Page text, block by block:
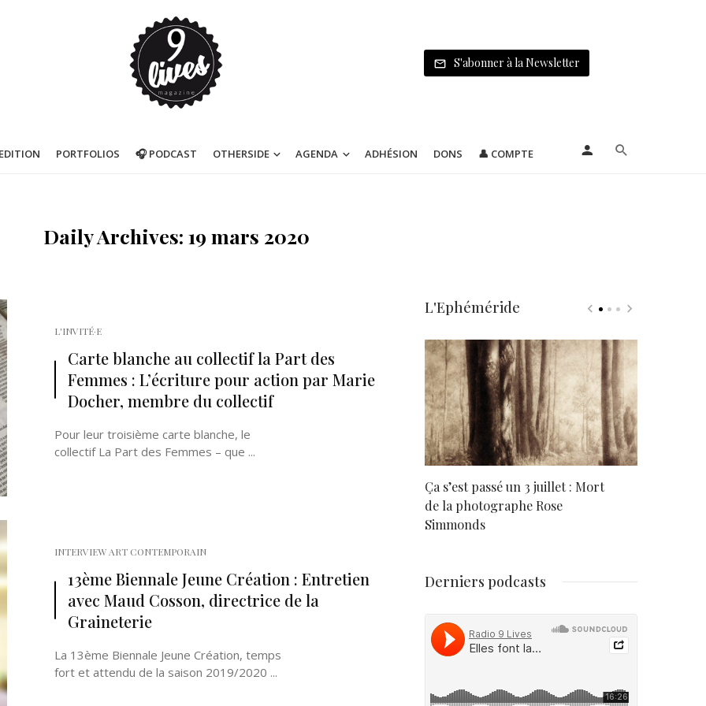
S'abonner à la Newsletter
PORTFOLIOS 🎧 PODCAST OTHERSIDE AGENDA ADHÉSION DONS 👤 COMPTE
Daily Archives: 19 mars 2020
L'INVITÉ·E
Carte blanche au collectif la Part des
Femmes : L’écriture pour action par Marie
Docher, membre du collectif
Pour leur troisième carte blanche, le
collectif La Part des Femmes – que ...
INTERVIEW ART CONTEMPORAIN
13ème Biennale Jeune Création : Entretien
avec Maud Cosson, directrice de la
Graineterie
La 13ème Biennale Jeune Création, temps
fort et attendu de la saison 2019/2020 ...
L'Ephéméride
Né un 2 juillet : André Kertész
Ça s’est passé un 3 juillet : Mort
de la photographe Rose
Simmonds
Derniers podcasts